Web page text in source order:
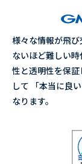
様々な情報が飛
ないほど難しい
性と透明性を保
して 「本当に良
なります。